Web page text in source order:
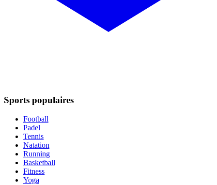
Sports populaires
Football
Padel
Tennis
Natation
Running
Basketball
Fitness
Yoga